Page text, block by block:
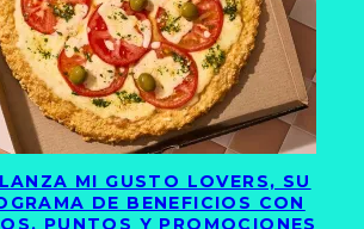
MI GUSTO LOVERS, SU
DE BENEFICIOS CON
PUNTOS Y PROMOCIONES